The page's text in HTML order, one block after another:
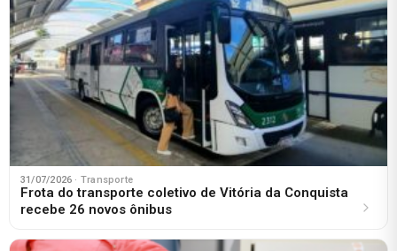
31/07/2026 · Transporte
Frota do transporte coletivo de Vitória da Conquista
recebe 26 novos ônibus